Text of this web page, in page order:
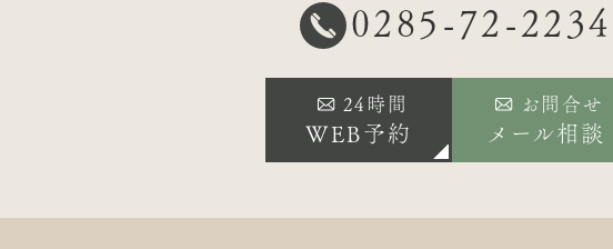
0285-72-2234
24時間
WEB予約
お問合せ
メール相談